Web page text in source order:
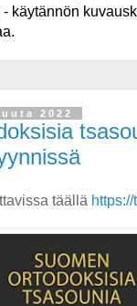
käytännön
2022
täällä